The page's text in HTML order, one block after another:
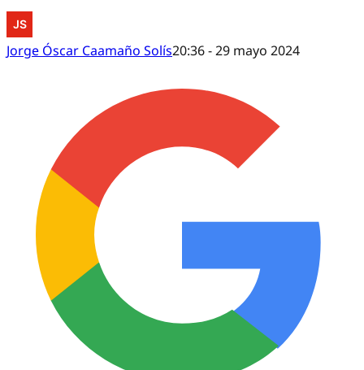
Jorge Óscar Caamaño Solís20:36 - 29 mayo 2024